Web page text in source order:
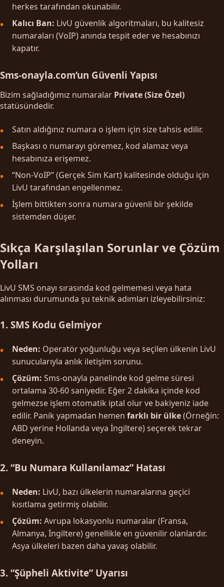
herkes tarafından okunabilir.
Kalıcı Ban: LivU güvenlik algoritmaları, bu kalitesiz
numaraları (VoIP) anında tespit eder ve hesabınızı
kapatır.
Sms-onayla.com’un Güvenli Yapısı
Bizim sağladığımız numaralar Private (Size Özel)
statüsündedir.
Satın aldığınız numara o işlem için size tahsis edilir.
Başkası o numarayı göremez, kod alamaz veya
hesabınıza erişemez.
“Non-VoIP” (Gerçek Sim Kart) kalitesinde olduğu için
LivU tarafından engellenmez.
İşlem bittikten sonra numara güvenli bir şekilde
sistemden düşer.
Sıkça Karşılaşılan Sorunlar ve Çözüm
Yolları
LivU SMS onayı sırasında kod gelmemesi veya hata
alınması durumunda şu teknik adımları izleyebilirsiniz:
1. SMS Kodu Gelmiyor
Neden: Operatör yoğunluğu veya seçilen ülkenin LivU
sunucularıyla anlık iletişim sorunu.
Çözüm: Sms-onayla panelinde kod gelme süresi
ortalama 30-60 saniyedir. Eğer 2 dakika içinde kod
gelmezse işlem otomatik iptal olur ve bakiyeniz iade
edilir. Panik yapmadan hemen farklı bir ülke(Örneğin:
ABD yerine Hollanda veya İngiltere) seçerek tekrar
deneyin.
2. “Bu Numara Kullanılamaz” Hatası
Neden: LivU, bazı ülkelerin numaralarına geçici
kısıtlama getirmiş olabilir.
Çözüm: Avrupa lokasyonlu numaralar (Fransa,
Almanya, İngiltere) genellikle en güvenilir olanlardır.
Asya ülkeleri bazen daha yavaş olabilir.
3. “Şüpheli Aktivite” Uyarısı